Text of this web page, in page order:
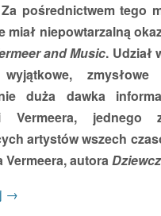
pośrednictwem tego
miał niepowtarzalną
and Music. Udział
zmysłowe
duża dawka
Vermeera, jednego
artystów wszech
Vermeera, autora
→